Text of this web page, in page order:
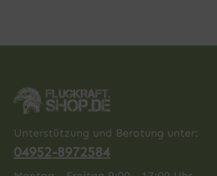
Unterstützung und Beratung unter:
04952-8972584